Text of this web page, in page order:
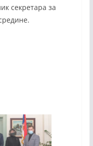
секретара за